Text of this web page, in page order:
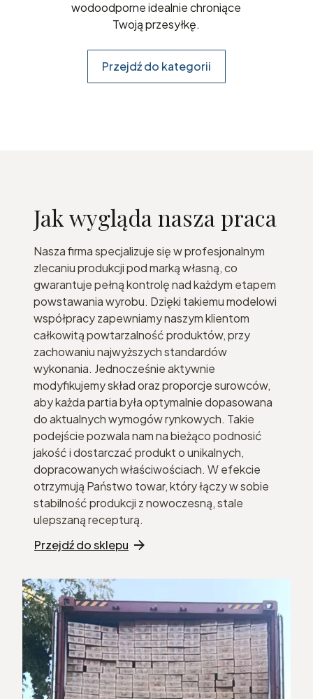
wodoodporne idealnie chroniące
Twoją przesyłkę.
Przejdź do kategorii
Jak wygląda nasza praca
Nasza firma specjalizuje się w profesjonalnym
zlecaniu produkcji pod marką własną, co
gwarantuje pełną kontrolę nad każdym etapem
powstawania wyrobu. Dzięki takiemu modelowi
współpracy zapewniamy naszym klientom
całkowitą powtarzalność produktów, przy
zachowaniu najwyższych standardów
wykonania. Jednocześnie aktywnie
modyfikujemy skład oraz proporcje surowców,
aby każda partia była optymalnie dopasowana
do aktualnych wymogów rynkowych. Takie
podejście pozwala nam na bieżąco podnosić
jakość i dostarczać produkt o unikalnych,
dopracowanych właściwościach. W efekcie
otrzymują Państwo towar, który łączy w sobie
stabilność produkcji z nowoczesną, stale
ulepszaną recepturą.
Przejdź do sklepu